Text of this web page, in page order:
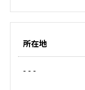
所在地
- - -